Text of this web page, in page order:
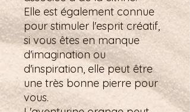
Elle est également connue
pour stimuler l'esprit créatif,
si vous êtes en manque
d'imagination ou
d'inspiration, elle peut être
une très bonne pierre pour
vous.